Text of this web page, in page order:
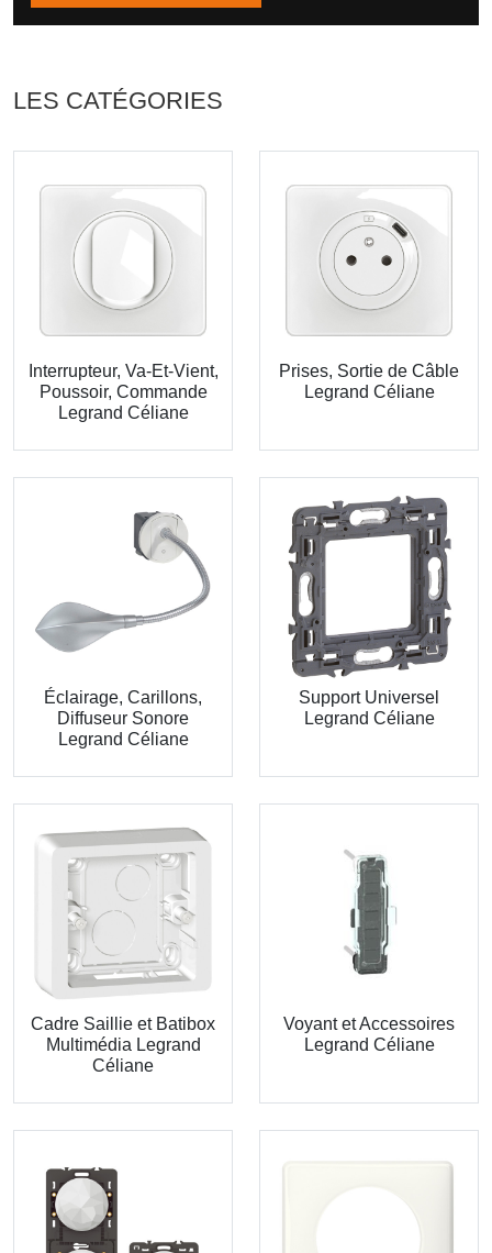
LES CATÉGORIES
Interrupteur, Va-Et-Vient,
Poussoir, Commande
Legrand Céliane
Prises, Sortie de Câble
Legrand Céliane
Éclairage, Carillons,
Diffuseur Sonore
Legrand Céliane
Support Universel
Legrand Céliane
Cadre Saillie et Batibox
Multimédia Legrand
Céliane
Voyant et Accessoires
Legrand Céliane